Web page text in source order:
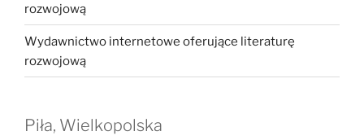
rozwojową
Wydawnictwo internetowe oferujące literaturę
rozwojową
Piła, Wielkopolska